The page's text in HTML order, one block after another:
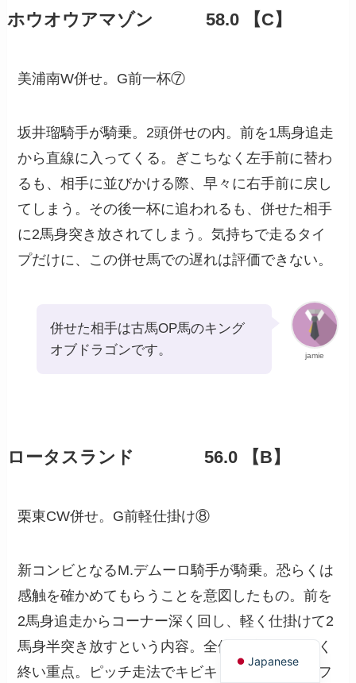
ホウオウアマゾン 58.0 【C】
美浦南W併せ。G前一杯⑦
坂井瑠騎手が騎乗。2頭併せの内。前を1馬身追走
から直線に入ってくる。ぎこちなく左手前に替わ
るも、相手に並びかける際、早々に右手前に戻し
てしまう。その後一杯に追われるも、併せた相手
に2馬身突き放されてしまう。気持ちで走るタイ
プだけに、この併せ馬での遅れは評価できない。
jamie
併せた相手は古馬OP馬のキング
オブドラゴンです。
ロータスランド 56.0 【B】
栗東CW併せ。G前軽仕掛け⑧
新コンビとなるM.デムーロ騎手が騎乗。恐らくは
感触を確かめてもらうことを意図したもの。前を
2馬身追走からコーナー深く回し、軽く仕掛けて2
馬身半突き放すという内容。全体時計は早くなく
終い重点。ピッチ走法でキビキビと小気味よいフ
Japanese